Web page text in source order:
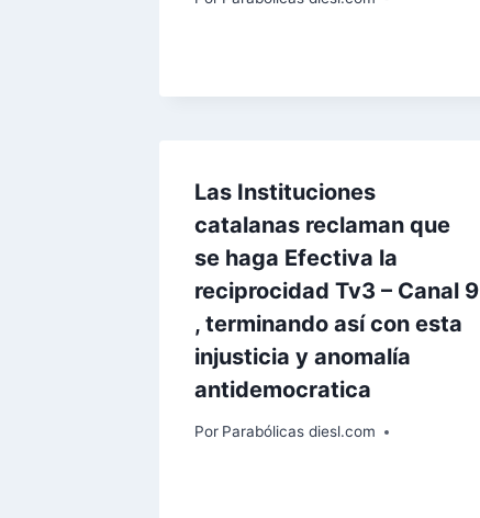
Las Instituciones
catalanas reclaman que
se haga Efectiva la
reciprocidad Tv3 – Canal 9
, terminando así con esta
injusticia y anomalía
antidemocratica
Por Parabólicas diesl.com